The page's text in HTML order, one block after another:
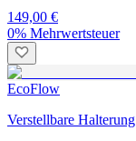
149,00 €
0% Mehrwertsteuer
EcoFlow
Verstellbare